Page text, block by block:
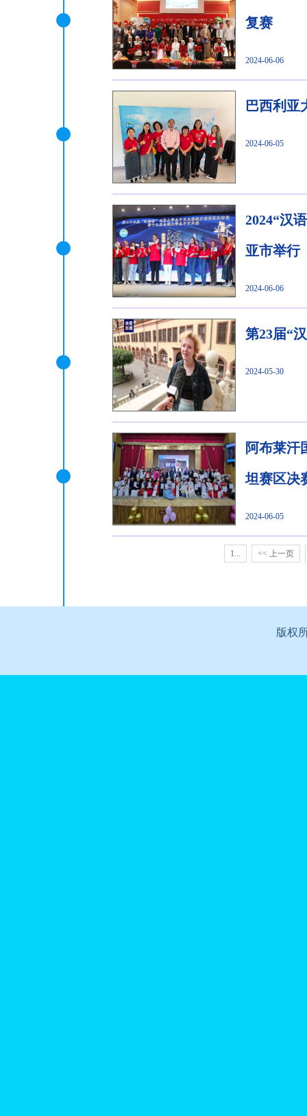
复赛
2024-06-06
巴西利亚
2024-06-05
2024“汉
亚市举行
2024-06-06
第23届“
2024-05-30
阿布莱汗
坦赛区决
2024-06-05
1... << 上一页
版权